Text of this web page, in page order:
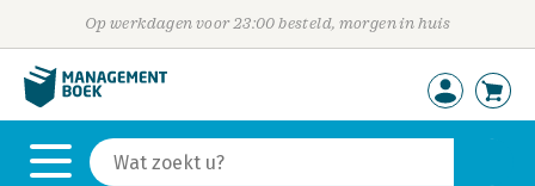
Op werkdagen voor 23:00 besteld, morgen in huis